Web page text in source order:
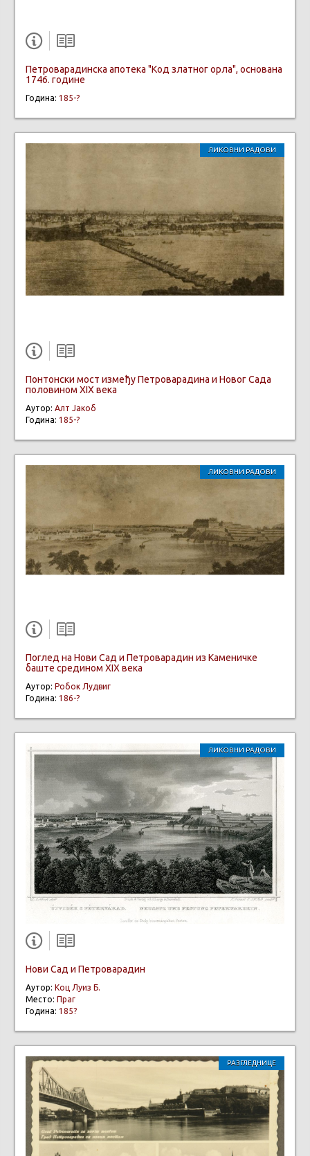
Петроварадинска апотека "Код златног орла", основана
1746. године
Година: 185-?
ЛИКОВНИ РАДОВИ
Понтонски мост између Петроварадина и Новог Сада
половином XIX века
Аутор: Алт Јакоб
Година: 185-?
ЛИКОВНИ РАДОВИ
Поглед на Нови Сад и Петроварадин из Каменичке
баште средином XIX века
Аутор: Робок Лудвиг
Година: 186-?
ЛИКОВНИ РАДОВИ
Нови Сад и Петроварадин
Аутор: Коц Луиз Б.
Место: Праг
Година: 185?
РАЗГЛЕДНИЦЕ